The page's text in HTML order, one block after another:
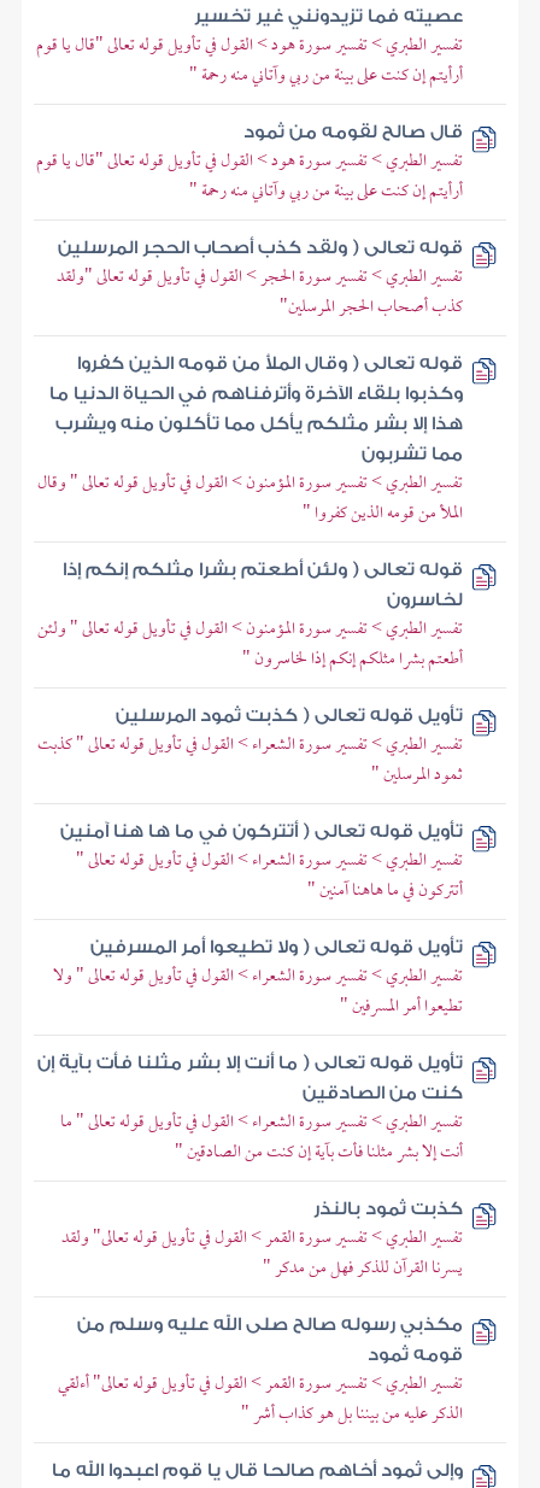
عصيته فما تزيدونني غير تخسير
تفسير الطبري > تفسير سورة هود > القول في تأويل قوله تعالى "قال يا قوم
أرأيتم إن كنت على بينة من ربي وآتاني منه رحمة "
قال صالح لقومه من ثمود
تفسير الطبري > تفسير سورة هود > القول في تأويل قوله تعالى "قال يا قوم
أرأيتم إن كنت على بينة من ربي وآتاني منه رحمة "
قوله تعالى ( ولقد كذب أصحاب الحجر المرسلين
تفسير الطبري > تفسير سورة الحجر > القول في تأويل قوله تعالى "ولقد
كذب أصحاب الحجر المرسلين"
قوله تعالى ( وقال الملأ من قومه الذين كفروا
وكذبوا بلقاء الآخرة وأترفناهم في الحياة الدنيا ما
هذا إلا بشر مثلكم يأكل مما تأكلون منه ويشرب
مما تشربون
تفسير الطبري > تفسير سورة المؤمنون > القول في تأويل قوله تعالى " وقال
الملأ من قومه الذين كفروا "
قوله تعالى ( ولئن أطعتم بشرا مثلكم إنكم إذا
لخاسرون
تفسير الطبري > تفسير سورة المؤمنون > القول في تأويل قوله تعالى " ولئن
أطعتم بشرا مثلكم إنكم إذا لخاسرون "
تأويل قوله تعالى ( كذبت ثمود المرسلين
تفسير الطبري > تفسير سورة الشعراء > القول في تأويل قوله تعالى " كذبت
ثمود المرسلين "
تأويل قوله تعالى ( أتتركون في ما ها هنا آمنين
تفسير الطبري > تفسير سورة الشعراء > القول في تأويل قوله تعالى "
أتتركون في ما هاهنا آمنين "
تأويل قوله تعالى ( ولا تطيعوا أمر المسرفين
تفسير الطبري > تفسير سورة الشعراء > القول في تأويل قوله تعالى " ولا
تطيعوا أمر المسرفين "
تأويل قوله تعالى ( ما أنت إلا بشر مثلنا فأت بآية إن
كنت من الصادقين
تفسير الطبري > تفسير سورة الشعراء > القول في تأويل قوله تعالى " ما
أنت إلا بشر مثلنا فأت بآية إن كنت من الصادقين "
كذبت ثمود بالنذر
تفسير الطبري > تفسير سورة القمر > القول في تأويل قوله تعالى" ولقد
يسرنا القرآن للذكر فهل من مدكر "
مكذبي رسوله صالح صلى الله عليه وسلم من
قومه ثمود
تفسير الطبري > تفسير سورة القمر > القول في تأويل قوله تعالى" أءلقي
الذكر عليه من بيننا بل هو كذاب أشر "
وإلى ثمود أخاهم صالحا قال يا قوم اعبدوا الله ما